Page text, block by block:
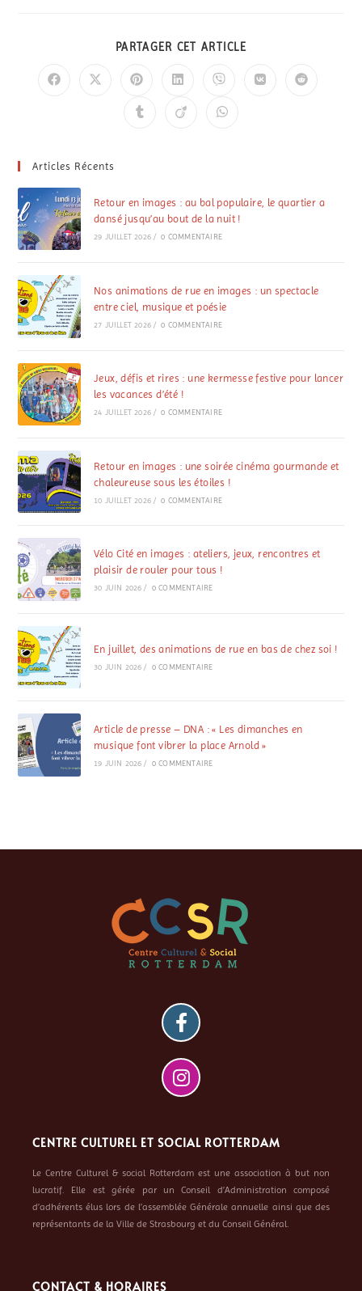
PARTAGER CET ARTICLE
Articles Récents
Retour en images : au bal populaire, le quartier a
dansé jusqu’au bout de la nuit !
29 JUILLET 2026 / 0 COMMENTAIRE
Nos animations de rue en images : un spectacle
entre ciel, musique et poésie
27 JUILLET 2026 / 0 COMMENTAIRE
Jeux, défis et rires : une kermesse festive pour lancer
les vacances d’été !
24 JUILLET 2026 / 0 COMMENTAIRE
Retour en images : une soirée cinéma gourmande et
chaleureuse sous les étoiles !
10 JUILLET 2026 / 0 COMMENTAIRE
Vélo Cité en images : ateliers, jeux, rencontres et
plaisir de rouler pour tous !
30 JUIN 2026 / 0 COMMENTAIRE
En juillet, des animations de rue en bas de chez soi !
30 JUIN 2026 / 0 COMMENTAIRE
Article de presse – DNA : « Les dimanches en
musique font vibrer la place Arnold »
19 JUIN 2026 / 0 COMMENTAIRE
CENTRE CULTUREL ET SOCIAL ROTTERDAM
Le Centre Culturel & social Rotterdam est une association à but non
lucratif. Elle est gérée par un Conseil d’Administration composé
d’adhérents élus lors de l’assemblée Générale annuelle ainsi que des
représentants de la Ville de Strasbourg et du Conseil Général.
CONTACT & HORAIRES